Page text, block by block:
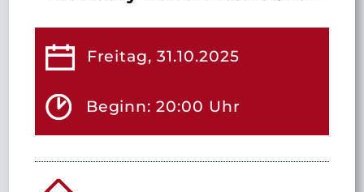
Freitag, 31.10.2025
Beginn: 20:00 Uhr